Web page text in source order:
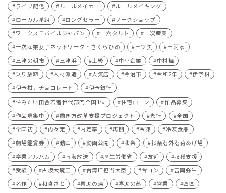
ライブ配信
ルールメイカー
ルールメイキング
ローカル番組
ロングセラー
ワークショップ
ワークスモバイルジャパン
一六タルト
一次産業
一次産業女子ネットワーク・さくらひめ
三ツ矢
三河家
三津の朝市
三津浜 上級 中小企業
中村舞
乗り放題
人材派遣 人気店 今治市 令和2年
伊予柑
伊予柑，チョコレート
伊予銀行
住みたい田舎若者世代部門全国1位
住宅ローン
作品募集
作品募集中
働き方改革支援プロジェクト 先行
全国
全国初
内々定 内定率 再開 冷凍
冷凍食品
劇場鑑賞券
動画 動画公開 北条
北条港外港荷あげ場
卒業アルバム
南海放送 厚生労働省 友近
収穫支援
受験
古坂大魔王 台湾IT担当大臣 合コン
吉岡弥生
名作
和食さと 喜助の湯 喜助の蒸 営業
四国